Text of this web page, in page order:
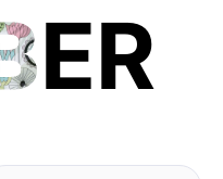
ER